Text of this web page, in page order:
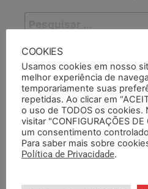
PESQUISAR POR
BASE DA CATEGORIA
COOKIES
Usamos cookies em nosso
melhor experiência de
temporariamente suas
repetidas. Ao clicar em
o uso de TODOS os
visitar "CONFIGURAÇÕES
um consentimento
Para saber mais sobre
Política de Privacidade.